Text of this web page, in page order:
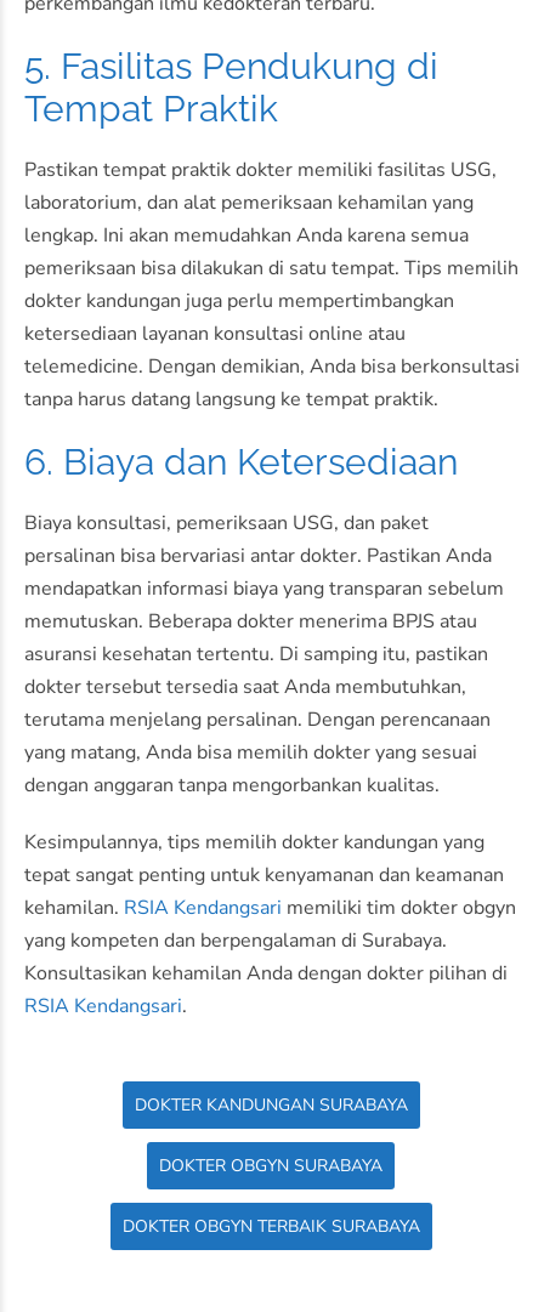
5. Fasilitas Pendukung di
Tempat Praktik
Pastikan tempat praktik dokter memiliki fasilitas USG,
laboratorium, dan alat pemeriksaan kehamilan yang
lengkap. Ini akan memudahkan Anda karena semua
pemeriksaan bisa dilakukan di satu tempat. Tips memilih
dokter kandungan juga perlu mempertimbangkan
ketersediaan layanan konsultasi online atau
telemedicine. Dengan demikian, Anda bisa berkonsultasi
tanpa harus datang langsung ke tempat praktik.
6. Biaya dan Ketersediaan
Biaya konsultasi, pemeriksaan USG, dan paket
persalinan bisa bervariasi antar dokter. Pastikan Anda
mendapatkan informasi biaya yang transparan sebelum
memutuskan. Beberapa dokter menerima BPJS atau
asuransi kesehatan tertentu. Di samping itu, pastikan
dokter tersebut tersedia saat Anda membutuhkan,
terutama menjelang persalinan. Dengan perencanaan
yang matang, Anda bisa memilih dokter yang sesuai
dengan anggaran tanpa mengorbankan kualitas.
Kesimpulannya, tips memilih dokter kandungan yang
tepat sangat penting untuk kenyamanan dan keamanan
kehamilan. RSIA Kendangsari memiliki tim dokter obgyn
yang kompeten dan berpengalaman di Surabaya.
Konsultasikan kehamilan Anda dengan dokter pilihan di
RSIA Kendangsari.
DOKTER KANDUNGAN SURABAYA
DOKTER OBGYN SURABAYA
DOKTER OBGYN TERBAIK SURABAYA